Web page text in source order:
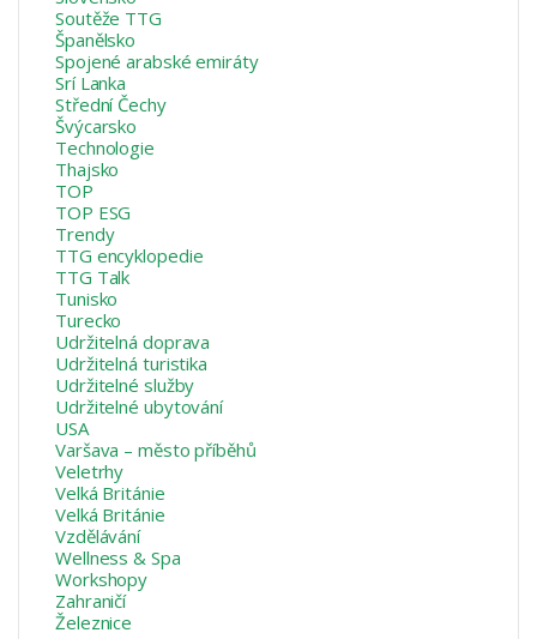
Soutěže TTG
Španělsko
Spojené arabské emiráty
Srí Lanka
Střední Čechy
Švýcarsko
Technologie
Thajsko
TOP
TOP ESG
Trendy
TTG encyklopedie
TTG Talk
Tunisko
Turecko
Udržitelná doprava
Udržitelná turistika
Udržitelné služby
Udržitelné ubytování
USA
Varšava – město příběhů
Veletrhy
Velká Británie
Velká Británie
Vzdělávání
Wellness & Spa
Workshopy
Zahraničí
Železnice